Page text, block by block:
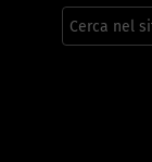
Cerca
per: